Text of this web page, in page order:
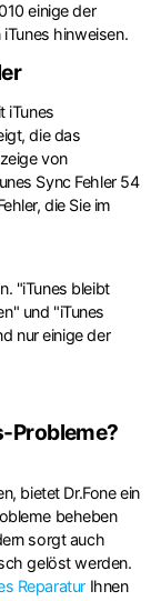
einige der
hinweisen.
iTunes
die das
von
Sync Fehler 54
die Sie im
"iTunes bleibt
und "iTunes
nur einige der
Probleme?
bietet Dr.Fone ein
beheben
sorgt auch
gelöst werden.
ReparaturIhnen